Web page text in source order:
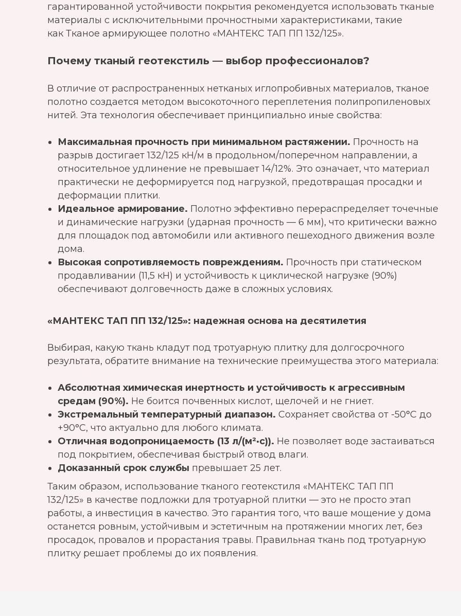
гарантированной устойчивости покрытия рекомендуется использовать тканые
материалы с исключительными прочностными характеристиками, такие
как Тканое армирующее полотно «МАНТЕКС ТАП ПП 132/125».
Почему тканый геотекстиль — выбор профессионалов?
В отличие от распространенных нетканых иглопробивных материалов, тканое
полотно создается методом высокоточного переплетения полипропиленовых
нитей. Эта технология обеспечивает принципиально иные свойства:
Максимальная прочность при минимальном растяжении. Прочность на
разрыв достигает 132/125 кН/м в продольном/поперечном направлении, а
относительное удлинение не превышает 14/12%. Это означает, что материал
практически не деформируется под нагрузкой, предотвращая просадки и
деформации плитки.
Идеальное армирование. Полотно эффективно перераспределяет точечные
и динамические нагрузки (ударная прочность — 6 мм), что критически важно
для площадок под автомобили или активного пешеходного движения возле
дома.
Высокая сопротивляемость повреждениям. Прочность при статическом
продавливании (11,5 кН) и устойчивость к циклической нагрузке (90%)
обеспечивают долговечность даже в сложных условиях.
«МАНТЕКС ТАП ПП 132/125»: надежная основа на десятилетия
Выбирая, какую ткань кладут под тротуарную плитку для долгосрочного
результата, обратите внимание на технические преимущества этого материала:
Абсолютная химическая инертность и устойчивость к агрессивным
средам (90%). Не боится почвенных кислот, щелочей и не гниет.
Экстремальный температурный диапазон. Сохраняет свойства от -50°C до
+90°C, что актуально для любого климата.
Отличная водопроницаемость (13 л/(м²·с)). Не позволяет воде застаиваться
под покрытием, обеспечивая быстрый отвод влаги.
Доказанный срок службы превышает 25 лет.
Таким образом, использование тканого геотекстиля «МАНТЕКС ТАП ПП
132/125» в качестве подложки для тротуарной плитки — это не просто этап
работы, а инвестиция в качество. Это гарантия того, что ваше мощение у дома
останется ровным, устойчивым и эстетичным на протяжении многих лет, без
просадок, провалов и прорастания травы. Правильная ткань под тротуарную
плитку решает проблемы до их появления.